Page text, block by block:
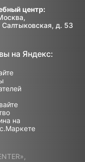
центр:
Салтыковская, д. 53
на Яндекс: